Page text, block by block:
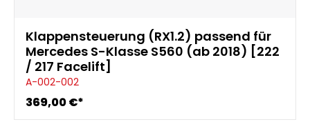
Klappensteuerung (RX1.2) passend für
Mercedes S-Klasse S560 (ab 2018) [222
/ 217 Facelift]
A-002-002
369,00 €*